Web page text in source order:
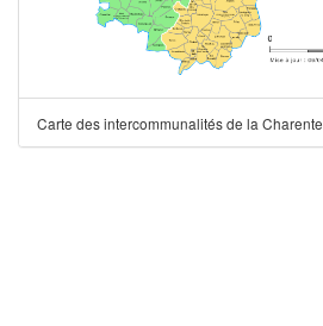
Carte des intercommunalités de la Charente